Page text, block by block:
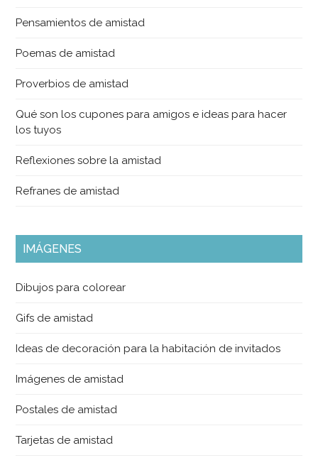
Pensamientos de amistad
Poemas de amistad
Proverbios de amistad
Qué son los cupones para amigos e ideas para hacer
los tuyos
Reflexiones sobre la amistad
Refranes de amistad
IMÁGENES
Dibujos para colorear
Gifs de amistad
Ideas de decoración para la habitación de invitados
Imágenes de amistad
Postales de amistad
Tarjetas de amistad